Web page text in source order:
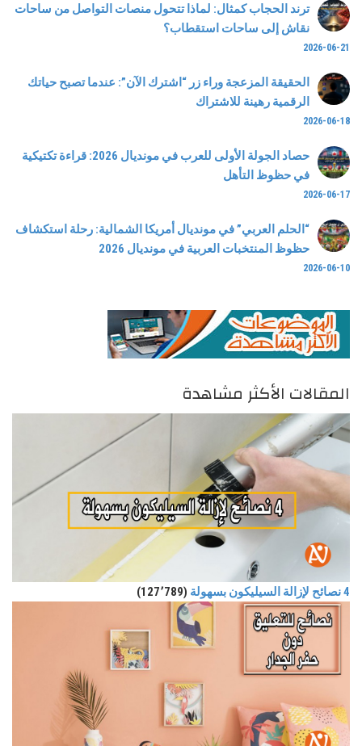
ترند الحجاب كمثال: لماذا تتحول منصات التواصل من ساحات
نقاش إلى ساحات استقطاب؟
2026-06-21
الحقيقة المزعجة وراء زر “اشترك الآن”: عندما تصبح حياتك
الرقمية رهينة للاشتراك
2026-06-18
حصاد الجولة الأولى للعرب في مونديال 2026: قراءة تكتيكية
في حظوظ التأهل
2026-06-17
“الحلم العربي” في مونديال أمريكا الشمالية: رحلة استكشاف
حظوظ المنتخبات العربية في مونديال 2026
2026-06-10
المقالات الأكثر مشاهدة
4 نصائح لإزالة السيليكون بسهولة (127٬789)